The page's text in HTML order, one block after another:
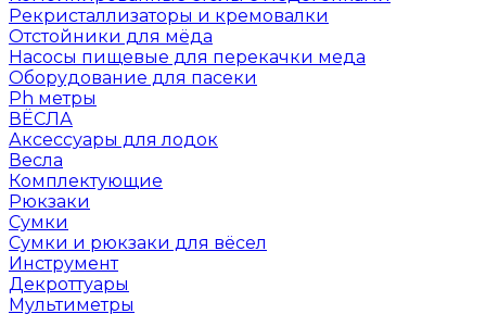
Рекристаллизаторы и кремовалки
Отстойники для мёда
Насосы пищевые для перекачки меда
Оборудование для пасеки
Ph метры
ВЁСЛА
Аксессуары для лодок
Весла
Комплектующие
Рюкзаки
Сумки
Сумки и рюкзаки для вёсел
Инструмент
Декроттуары
Мультиметры